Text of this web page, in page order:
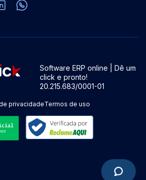
Software ERP online | Dê um
click e pronto!
20.215.683/0001-01
privacidadeTermos de uso